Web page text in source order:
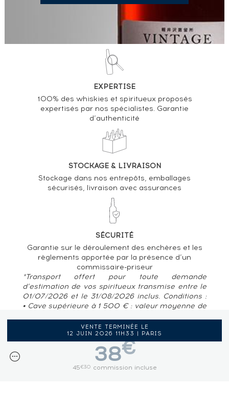
VENTE TERMINÉE LE
12 JUIN 2026 11H33 | PARIS
38€
45€30 commission incluse
EXPERTISE
100% des whiskies et spiritueux proposés
expertisés par nos spécialistes. Garantie
d’authenticité
STOCKAGE & LIVRAISON
Stockage dans nos entrepôts, emballages
sécurisés, livraison avec assurances
SÉCURITÉ
Garantie sur le déroulement des enchères et les
règlements apportée par la présence d’un
commissaire-priseur
*Transport offert pour toute demande
d’estimation de vos spiritueux transmise entre le
01/07/2026 et le 31/08/2026 inclus. Conditions :
• Cave supérieure à 1 500 € : valeur moyenne de
France métropolitaine, Belgique, Luxembourg